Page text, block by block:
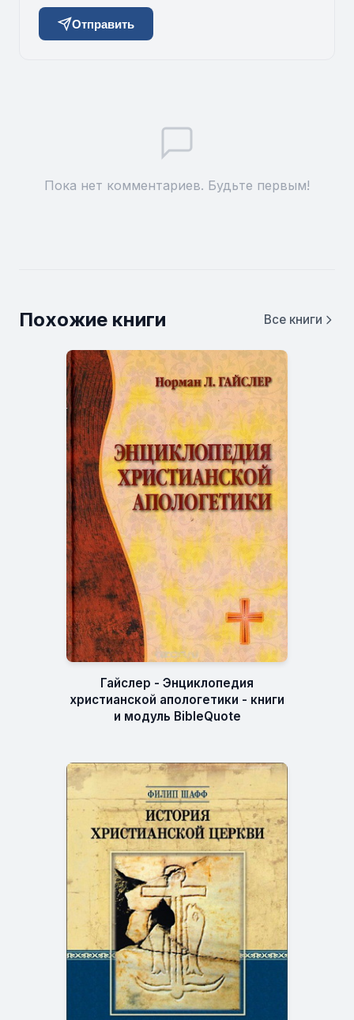
Отправить
Пока нет комментариев. Будьте первым!
Похожие книги Все книги
Гайслер - Энциклопедия
христианской апологетики - книги
и модуль BibleQuote